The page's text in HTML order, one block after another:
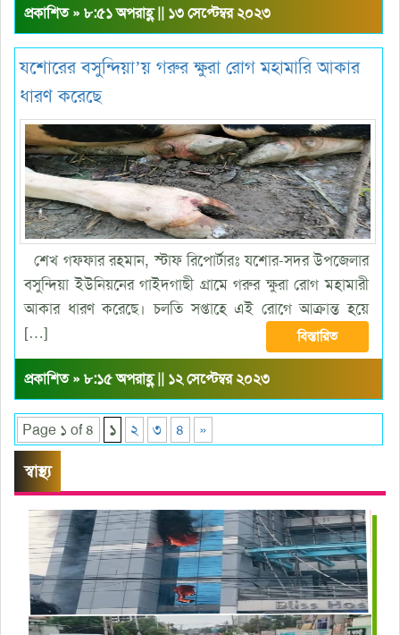
প্রকাশিত » ৮:৫১ অপরাহ্ণ || ১৩ সেপ্টেম্বর ২০২৩
যশোরের বসুন্দিয়া’য় গরুর ক্ষুরা রোগ মহামারি আকার
ধারণ করেছে
শেখ গফ্ফার রহমান, স্টাফ রিপোর্টারঃ যশোর-সদর উপজেলার
বসুন্দিয়া ইউনিয়নের গাইদগাছী গ্রামে গরুর ক্ষুরা রোগ মহামারী
আকার ধারণ করেছে। চলতি সপ্তাহে এই রোগে আক্রান্ত হয়ে
[…]
বিস্তারিত
প্রকাশিত » ৮:১৫ অপরাহ্ণ || ১২ সেপ্টেম্বর ২০২৩
Page ১ of ৪ ১ ২ ৩ ৪ »
স্বাস্থ্য